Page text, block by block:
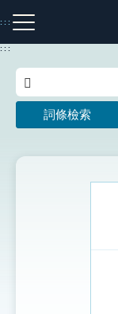
到
主
:::
注音索引圖示
:::
詞條檢索